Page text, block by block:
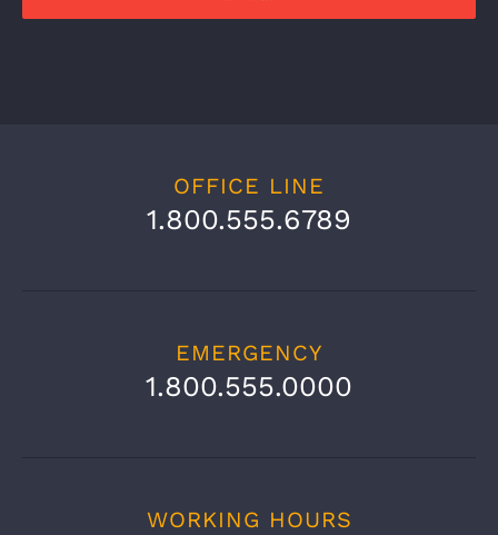
OFFICE LINE
1.800.555.6789
EMERGENCY
1.800.555.0000
WORKING HOURS